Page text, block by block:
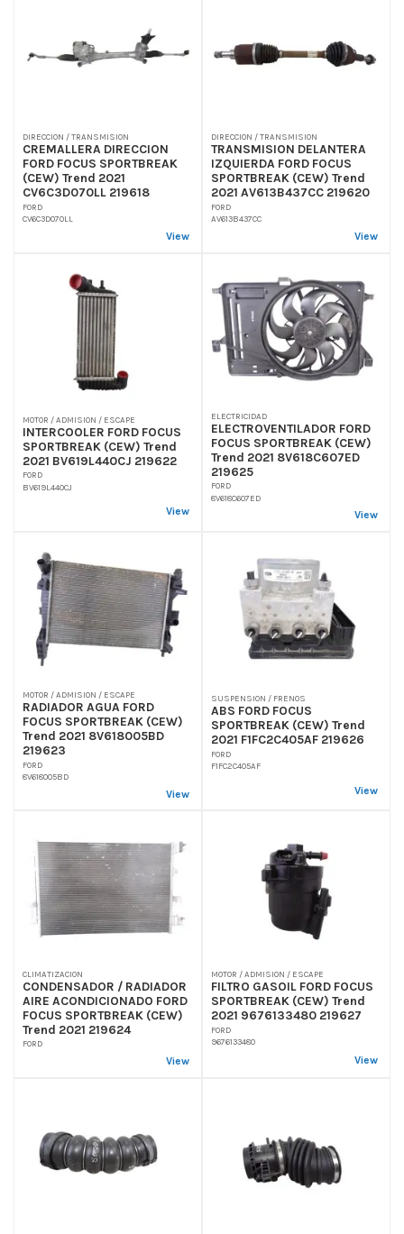
DIRECCION / TRANSMISION
CREMALLERA DIRECCION
FORD FOCUS SPORTBREAK
(CEW) Trend 2021
CV6C3D070LL 219618
FORD
CV6C3D070LL
View
DIRECCION / TRANSMISION
TRANSMISION DELANTERA
IZQUIERDA FORD FOCUS
SPORTBREAK (CEW) Trend
2021 AV613B437CC 219620
FORD
AV613B437CC
View
MOTOR / ADMISION / ESCAPE
INTERCOOLER FORD FOCUS
SPORTBREAK (CEW) Trend
2021 BV619L440CJ 219622
FORD
BV619L440CJ
View
ELECTRICIDAD
ELECTROVENTILADOR FORD
FOCUS SPORTBREAK (CEW)
Trend 2021 8V618C607ED
219625
FORD
8V618C607ED
View
MOTOR / ADMISION / ESCAPE
RADIADOR AGUA FORD
FOCUS SPORTBREAK (CEW)
Trend 2021 8V618005BD
219623
FORD
8V618005BD
View
SUSPENSION / FRENOS
ABS FORD FOCUS
SPORTBREAK (CEW) Trend
2021 F1FC2C405AF 219626
FORD
F1FC2C405AF
View
CLIMATIZACION
CONDENSADOR / RADIADOR
AIRE ACONDICIONADO FORD
FOCUS SPORTBREAK (CEW)
Trend 2021 219624
FORD
View
MOTOR / ADMISION / ESCAPE
FILTRO GASOIL FORD FOCUS
SPORTBREAK (CEW) Trend
2021 9676133480 219627
FORD
9676133480
View